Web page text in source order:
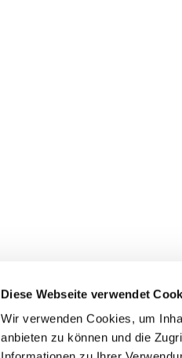
Diese Webseite verwendet
Wir verwenden Cookies, um
anbieten zu können und die
Startseite